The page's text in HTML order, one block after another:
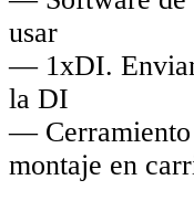
usar
— 1xDI.
la DI
— Cerramiento
montaje en